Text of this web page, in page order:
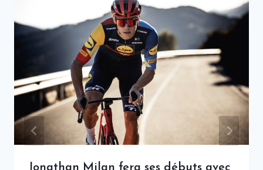
Jonathan Milan fera ses débuts avec